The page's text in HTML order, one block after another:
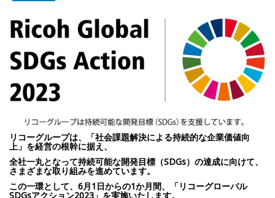
リコーグループは、「社会課題解決による持続的な企業価値向
上」を経営の根幹に据え、
全社一丸となって持続可能な開発目標（SDGs）の達成に向けて、
さまざまな取り組みを進めています。
この一環として、6月1日からの1か月間、「リコーグローバル
SDGsアクション2023」を実施いたします。